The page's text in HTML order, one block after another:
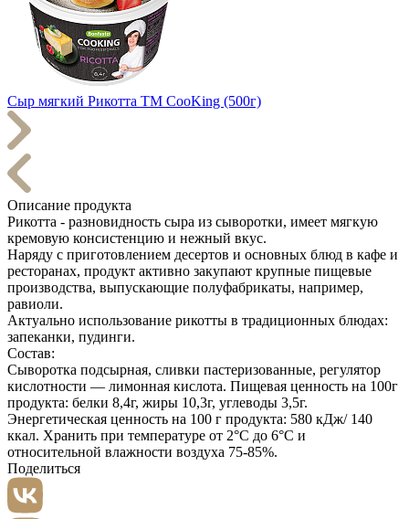
Сыр мягкий Рикотта ТМ CooKing (500г)
Описание продукта
Рикотта - разновидность сыра из сыворотки, имеет мягкую
кремовую консистенцию и нежный вкус.
Наряду с приготовлением десертов и основных блюд в кафе и
ресторанах, продукт активно закупают крупные пищевые
производства, выпускающие полуфабрикаты, например,
равиоли.
Актуально использование рикотты в традиционных блюдах:
запеканки, пудинги.
Состав:
Сыворотка подсырная, сливки пастеризованные, регулятор
кислотности — лимонная кислота. Пищевая ценность на 100г
продукта: белки 8,4г, жиры 10,3г, углеводы 3,5г.
Энергетическая ценность на 100 г продукта: 580 кДж/ 140
ккал. Хранить при температуре от 2°С до 6°С и
относительной влажности воздуха 75-85%.
Поделиться